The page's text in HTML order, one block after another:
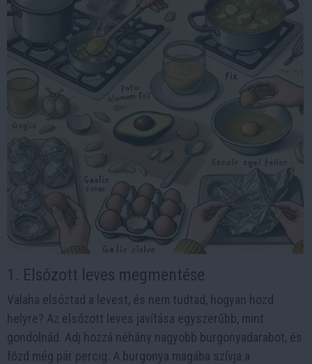
1. Elsózott leves megmentése
Valaha elsóztad a levest, és nem tudtad, hogyan hozd
helyre? Az elsózott leves javítása egyszerűbb, mint
gondolnád. Adj hozzá néhány nagyobb burgonyadarabot, és
főzd még pár percig. A burgonya magába szívja a